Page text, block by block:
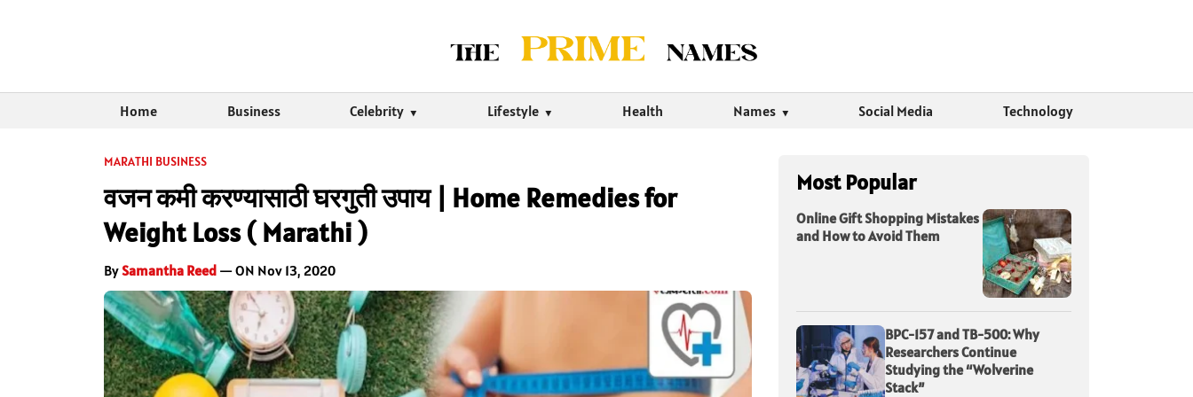
Home Business Celebrity Lifestyle Health Names Social Media Technology
MARATHI BUSINESS
वजन कमी करण्यासाठी घरगुती उपाय | Home Remedies for
Weight Loss ( Marathi )
BySamantha Reed — ON Nov 13, 2020
Most Popular
Online Gift Shopping Mistakes
and How to Avoid Them
BPC-157 and TB-500: Why
Researchers Continue
Studying the “Wolverine
Stack”